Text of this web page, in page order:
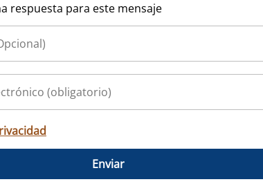
respuesta para este mensaje
Enviar